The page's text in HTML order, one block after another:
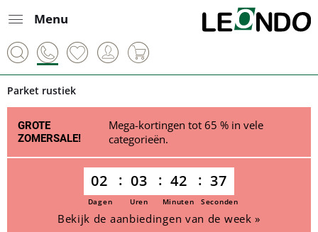
Menu
Parket rustiek
GROTE
ZOMERSALE!
Mega-kortingen tot 65 % in vele
categorieën.
02 03 42 37
Dagen Uren Minuten Seconden
Bekijk de aanbiedingen van de week »